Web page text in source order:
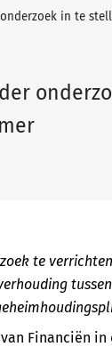
in te
te
Financiën